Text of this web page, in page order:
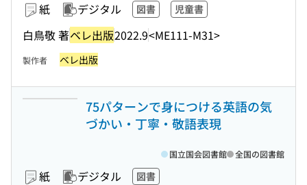
紙 デジタル 図書 児童書
白鳥敬 著ベレ出版2022.9<ME111-M31>
製作者 ベレ出版
75パターンで身につける英語の気
づかい・丁寧・敬語表現
紙 デジタル 図書
国立国会図書館 全国の図書館